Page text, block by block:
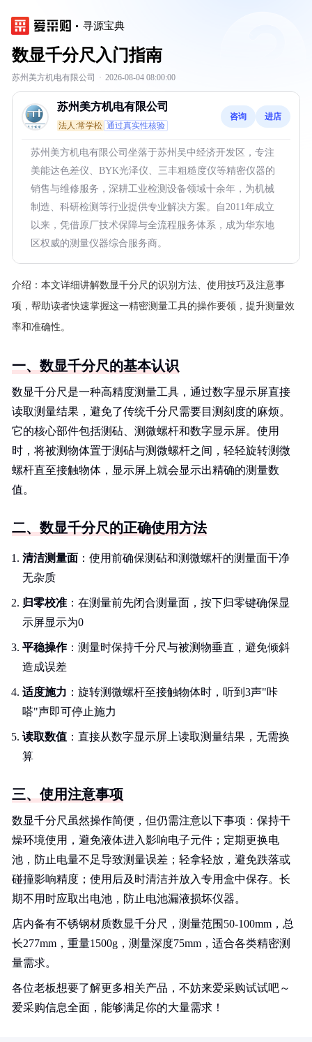
寻源宝典
数显千分尺入门指南
苏州美方机电有限公司 · 2026-08-04 08:00:00
苏州美方机电有限公司
法人:常学松 通过真实性核验
咨询 进店
苏州美方机电有限公司坐落于苏州吴中经济开发区，专注
美能达色差仪、BYK光泽仪、三丰粗糙度仪等精密仪器的
销售与维修服务，深耕工业检测设备领域十余年，为机械
制造、科研检测等行业提供专业解决方案。自2011年成立
以来，凭借原厂技术保障与全流程服务体系，成为华东地
区权威的测量仪器综合服务商。
介绍： 本文详细讲解数显千分尺的识别方法、使用技巧及注意事
项，帮助读者快速掌握这一精密测量工具的操作要领，提升测量效
率和准确性。
一、数显千分尺的基本认识
数显千分尺是一种高精度测量工具，通过数字显示屏直接
读取测量结果，避免了传统千分尺需要目测刻度的麻烦。
它的核心部件包括测砧、测微螺杆和数字显示屏。使用
时，将被测物体置于测砧与测微螺杆之间，轻轻旋转测微
螺杆直至接触物体，显示屏上就会显示出精确的测量数
值。
二、数显千分尺的正确使用方法
清洁测量面 ：使用前确保测砧和测微螺杆的测量面干净
无杂质
归零校准 ：在测量前先闭合测量面，按下归零键确保显
示屏显示为0
平稳操作：测量时保持千分尺与被测物垂直，避免倾斜
造成误差
适度施力 ：旋转测微螺杆至接触物体时，听到3声"咔
嗒"声即可停止施力
读取数值 ：直接从数字显示屏上读取测量结果，无需换
算
三、使用注意事项
数显千分尺虽然操作简便，但仍需注意以下事项：保持干
燥环境使用，避免液体进入影响电子元件；定期更换电
池，防止电量不足导致测量误差；轻拿轻放，避免跌落或
碰撞影响精度；使用后及时清洁并放入专用盒中保存。长
期不用时应取出电池，防止电池漏液损坏仪器。
店内备有不锈钢材质数显千分尺，测量范围50-100mm，总
长277mm，重量1500g，测量深度75mm，适合各类精密测
量需求。
各位老板想要了解更多相关产品，不妨来爱采购试试吧～
爱采购信息全面，能够满足你的大量需求！